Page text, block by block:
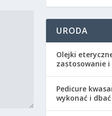
URODA
Olejki
zastosowanie
Pedicure
wykonać i